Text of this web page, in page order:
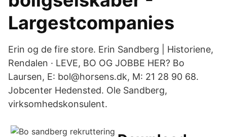
Largestcompanies
Erin og de fire store. Erin Sandberg | Historiene,
Rendalen · LEVE, BO OG JOBBE HER? Bo
Laursen, E: bol@horsens.dk, M: 21 28 90 68.
Jobcenter Hedensted. Ole Sandberg,
virksomhedskonsulent.